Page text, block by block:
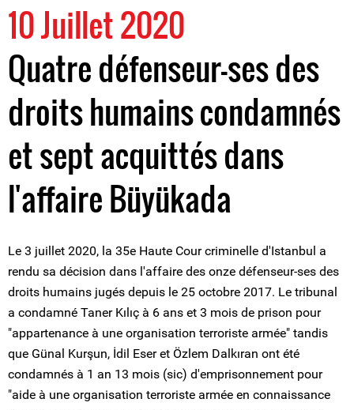
10 Juillet 2020
Quatre défenseur-ses des
droits humains condamnés
et sept acquittés dans
l'affaire Büyükada
Le 3 juillet 2020, la 35e Haute Cour criminelle d'Istanbul a
rendu sa décision dans l'affaire des onze défenseur-ses des
droits humains jugés depuis le 25 octobre 2017. Le tribunal
a condamné Taner Kılıç à 6 ans et 3 mois de prison pour
"appartenance à une organisation terroriste armée" tandis
que Günal Kurşun, İdil Eser et Özlem Dalkıran ont été
condamnés à 1 an 13 mois (sic) d'emprisonnement pour
"aide à une organisation terroriste armée en connaissance